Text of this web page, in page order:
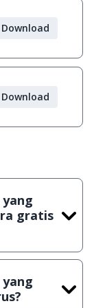
Download
Download
gratis
yang